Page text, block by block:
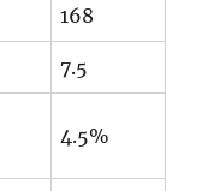
168
7.5
4.5%